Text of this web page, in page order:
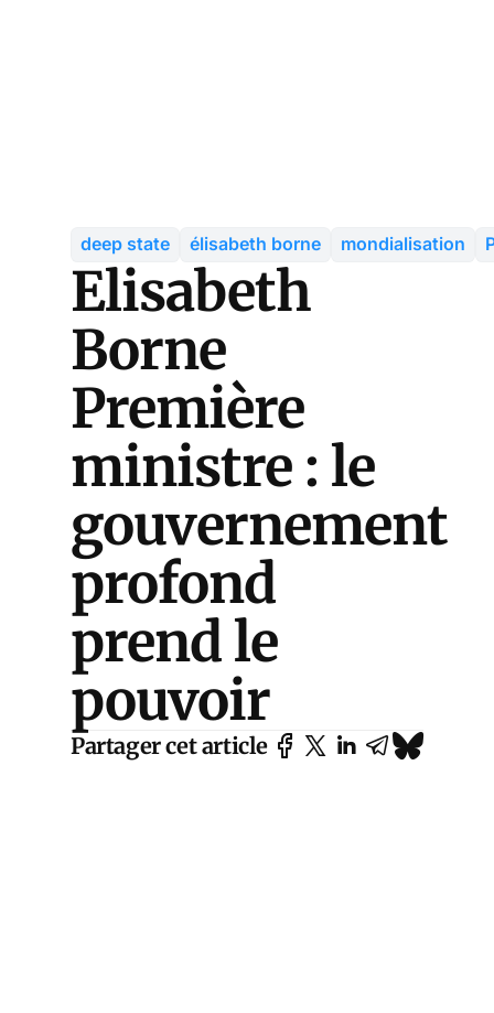
deep state élisabeth borne mondialisation
Elisabeth
Borne
Première
ministre : le
gouvernement
profond
prend le
pouvoir
Partager cet article